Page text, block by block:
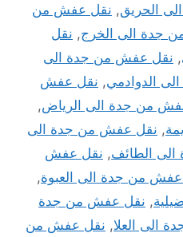
الحريق, نقل عفش من
جدة الى الخرج, نقل
, نقل عفش من جدة الى
الدوادمي, نقل عفش
من جدة الى الرياض,
, نقل عفش من جدة الى
الطائف, نقل عفش
من جدة الى العبوة,
, نقل عفش من جدة
الى العلا, نقل عفش من